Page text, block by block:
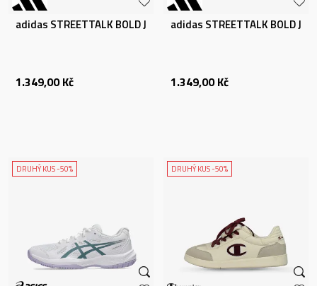
adidas STREETTALK BOLD J
1.349,00 Kč
adidas STREETTALK BOLD J
1.349,00 Kč
DRUHÝ KUS -50% DRUHÝ KUS -50%